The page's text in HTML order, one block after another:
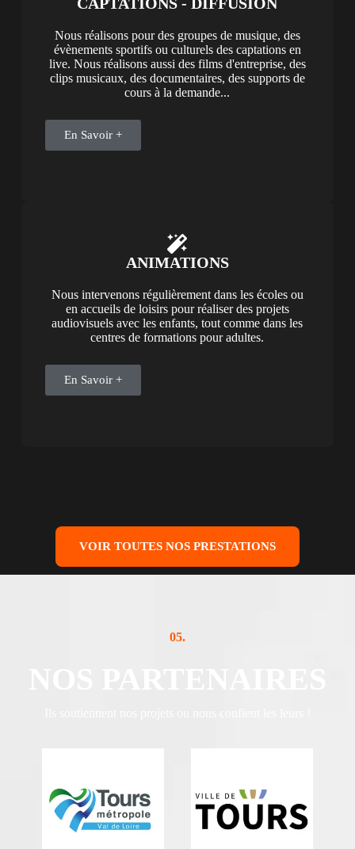
Nous réalisons pour des groupes de musique, des
évènements sportifs ou culturels des captations en
live. Nous réalisons aussi des films d'entreprise, des
clips musicaux, des documentaires, des supports de
cours à la demande...
En Savoir +
ANIMATIONS
Nous intervenons régulièrement dans les écoles ou
en accueils de loisirs pour réaliser des projets
audiovisuels avec les enfants, tout comme dans les
centres de formations pour adultes.
En Savoir +
VOIR TOUTES NOS PRESTATIONS
05.